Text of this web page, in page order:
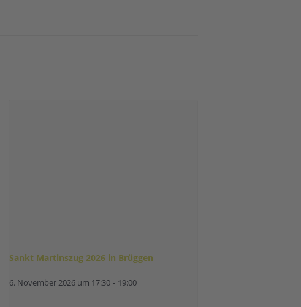
Sankt Martinszug 2026 in Brüggen
6. November 2026 um 17:30 - 19:00